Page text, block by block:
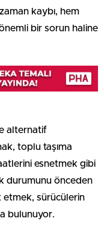
kaybı, hem
bir sorun haline
alternatif
toplu taşıma
esnetmek gibi
durumunu önceden
sürücülerin
bulunuyor.